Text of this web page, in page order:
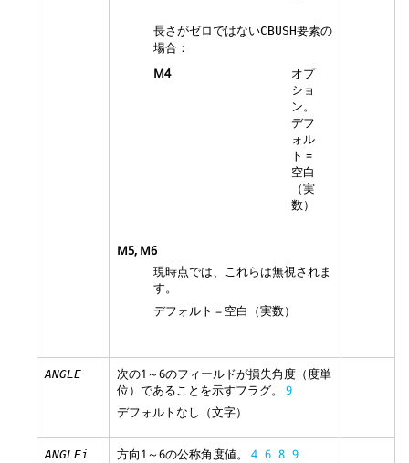
長さがゼロではないCBUSH要素の
場合：
M4
オプ
ショ
ン。
デフ
ォル
ト =
空白
（実
数）
M5, M6
現時点では、これらは無視されま
す。
デフォルト = 空白（実数）
ANGLE
次の1～6のフィールドが損失角度（度単
位）であることを示すフラグ。 9
デフォルトなし（文字）
ANGLEi 方向1～6の公称角度値。 4 6 8 9